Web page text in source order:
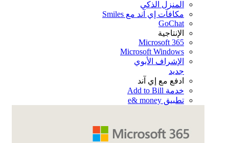
المنزل الذكي
مكافآت إي آند مع Smiles
GoChat
الإنتاجية
Microsoft 365
Microsoft Windows
الإشراف الأبوي
ادفع مع إي آند
تطبيق e& money